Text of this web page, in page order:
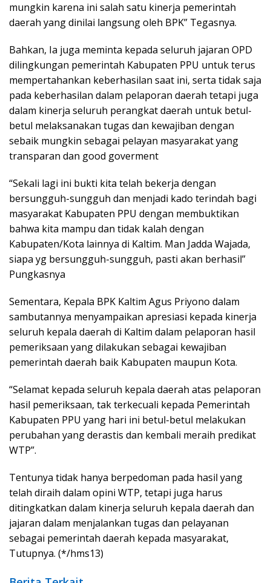
mungkin karena ini salah satu kinerja pemerintah
daerah yang dinilai langsung oleh BPK” Tegasnya.
Bahkan, Ia juga meminta kepada seluruh jajaran OPD
dilingkungan pemerintah Kabupaten PPU untuk terus
mempertahankan keberhasilan saat ini, serta tidak saja
pada keberhasilan dalam pelaporan daerah tetapi juga
dalam kinerja seluruh perangkat daerah untuk betul-
betul melaksanakan tugas dan kewajiban dengan
sebaik mungkin sebagai pelayan masyarakat yang
transparan dan good goverment
“Sekali lagi ini bukti kita telah bekerja dengan
bersungguh-sungguh dan menjadi kado terindah bagi
masyarakat Kabupaten PPU dengan membuktikan
bahwa kita mampu dan tidak kalah dengan
Kabupaten/Kota lainnya di Kaltim. Man Jadda Wajada,
siapa yg bersungguh-sungguh, pasti akan berhasil”
Pungkasnya
Sementara, Kepala BPK Kaltim Agus Priyono dalam
sambutannya menyampaikan apresiasi kepada kinerja
seluruh kepala daerah di Kaltim dalam pelaporan hasil
pemeriksaan yang dilakukan sebagai kewajiban
pemerintah daerah baik Kabupaten maupun Kota.
“Selamat kepada seluruh kepala daerah atas pelaporan
hasil pemeriksaan, tak terkecuali kepada Pemerintah
Kabupaten PPU yang hari ini betul-betul melakukan
perubahan yang derastis dan kembali meraih predikat
WTP”.
Tentunya tidak hanya berpedoman pada hasil yang
telah diraih dalam opini WTP, tetapi juga harus
ditingkatkan dalam kinerja seluruh kepala daerah dan
jajaran dalam menjalankan tugas dan pelayanan
sebagai pemerintah daerah kepada masyarakat,
Tutupnya. (*/hms13)